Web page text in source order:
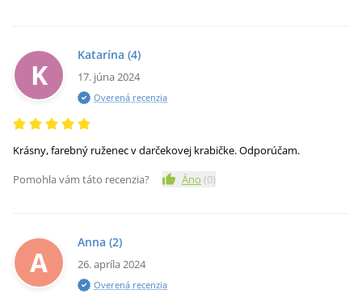
K
Katarína (4)
17. júna 2024
Overená recenzia
Krásny, farebný ruženec v darčekovej krabičke. Odporúčam.
Pomohla vám táto recenzia?
Áno (0)
A
Anna (2)
26. apríla 2024
Overená recenzia